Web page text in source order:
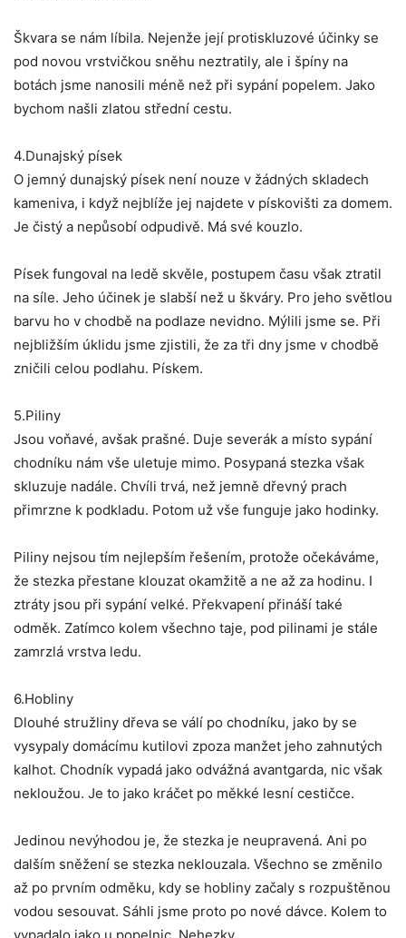
Škvara se nám líbila. Nejenže její protiskluzové účinky se
pod novou vrstvičkou sněhu neztratily, ale i špíny na
botách jsme nanosili méně než při sypání popelem. Jako
bychom našli zlatou střední cestu.
4.Dunajský písek
O jemný dunajský písek není nouze v žádných skladech
kameniva, i když nejblíže jej najdete v pískovišti za domem.
Je čistý a nepůsobí odpudivě. Má své kouzlo.
Písek fungoval na ledě skvěle, postupem času však ztratil
na síle. Jeho účinek je slabší než u škváry. Pro jeho světlou
barvu ho v chodbě na podlaze nevidno. Mýlili jsme se. Při
nejbližším úklidu jsme zjistili, že za tři dny jsme v chodbě
zničili celou podlahu. Pískem.
5.Piliny
Jsou voňavé, avšak prašné. Duje severák a místo sypání
chodníku nám vše uletuje mimo. Posypaná stezka však
skluzuje nadále. Chvíli trvá, než jemně dřevný prach
přimrzne k podkladu. Potom už vše funguje jako hodinky.
Piliny nejsou tím nejlepším řešením, protože očekáváme,
že stezka přestane klouzat okamžitě a ne až za hodinu. I
ztráty jsou při sypání velké. Překvapení přináší také
odměk. Zatímco kolem všechno taje, pod pilinami je stále
zamrzlá vrstva ledu.
6.Hobliny
Dlouhé stružliny dřeva se válí po chodníku, jako by se
vysypaly domácímu kutilovi zpoza manžet jeho zahnutých
kalhot. Chodník vypadá jako odvážná avantgarda, nic však
nekloužou. Je to jako kráčet po měkké lesní cestičce.
Jedinou nevýhodou je, že stezka je neupravená. Ani po
dalším sněžení se stezka neklouzala. Všechno se změnilo
až po prvním odměku, kdy se hobliny začaly s rozpuštěnou
vodou sesouvat. Sáhli jsme proto po nové dávce. Kolem to